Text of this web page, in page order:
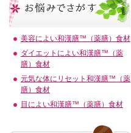
美容によい和漢膳™（薬膳）食材
ダイエットによい和漢膳™（薬
膳）食材
元気な体にリセット和漢膳™（薬
膳）食材
目によい和漢膳™（薬膳）食材